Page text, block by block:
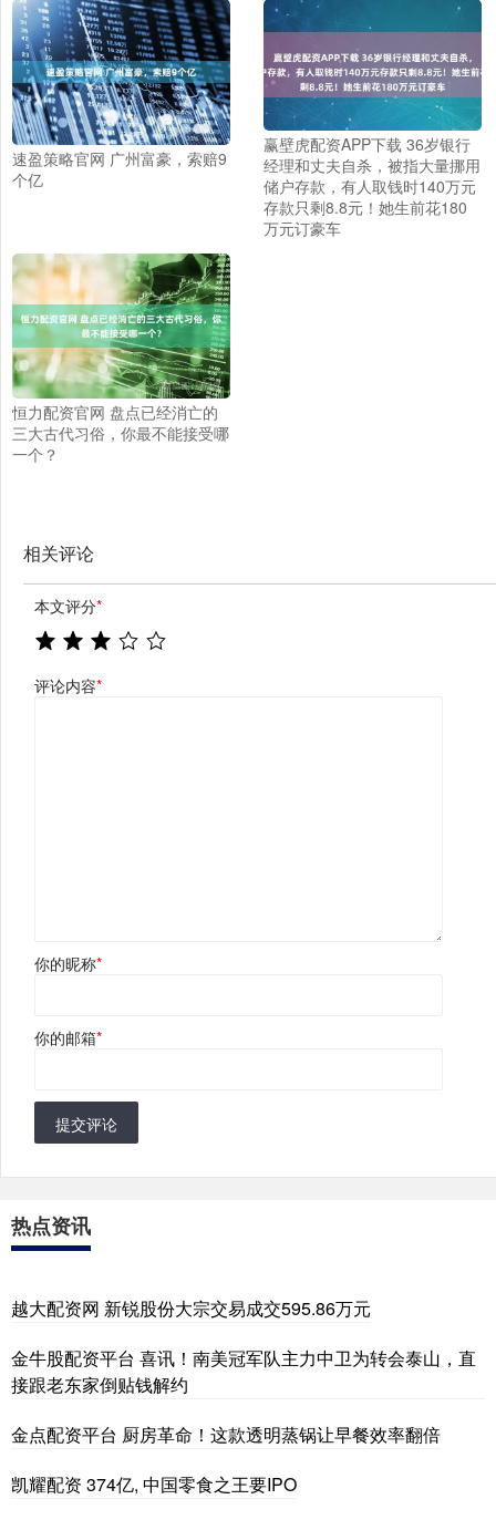
速盈策略官网 广州富豪，索赔9
个亿
赢壁虎配资APP下载 36岁银行
经理和丈夫自杀，被指大量挪用
储户存款，有人取钱时140万元
存款只剩8.8元！她生前花180
万元订豪车
恒力配资官网 盘点已经消亡的
三大古代习俗，你最不能接受哪
一个？
相关评论
本文评分*
评论内容*
你的昵称*
你的邮箱*
提交评论
热点资讯
越大配资网 新锐股份大宗交易成交595.86万元
金牛股配资平台 喜讯！南美冠军队主力中卫为转会泰山，直
接跟老东家倒贴钱解约
金点配资平台 厨房革命！这款透明蒸锅让早餐效率翻倍
凯耀配资 374亿, 中国零食之王要IPO